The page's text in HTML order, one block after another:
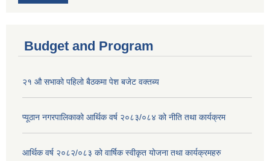
Budget and Program
२१ औ सभाको पहिलो बैठकमा पेश बजेट वक्तब्य
प्यूठान नगरपालिकाको आर्थिक वर्ष २०८३/०८४ को नीति तथा कार्यक्रम
आर्थिक वर्ष २०८२/०८३ को वार्षिक स्वीकृत योजना तथा कार्यक्रमहरु